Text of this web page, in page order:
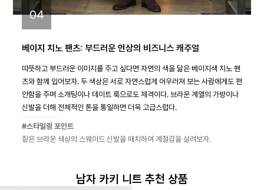
04
베이지 치노 팬츠: 부드러운 인상의 비즈니스 캐주얼
따뜻하고 부드러운 이미지를 주고 싶다면 자연의 색을 닮은 베이지색 치노 팬
츠와 함께 입어보자. 두 색상은 서로 자연스럽게 어우러져 보는 사람에게도 편
안함을 주며 소개팅이나 데이트 룩으로도 제격이다. 브라운 계열의 가방이나
신발을 더해 전체적인 톤을 통일하면 더욱 고급스럽다.
#스타일링 포인트
짙은 브라운 색상의 스웨이드 신발을 매치하여 계절감을 살려보자.
남자 카키 니트 추천 상품